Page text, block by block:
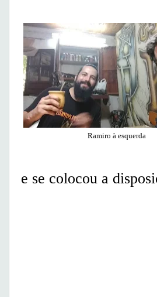
Ramiro à esquerda
e se colocou a